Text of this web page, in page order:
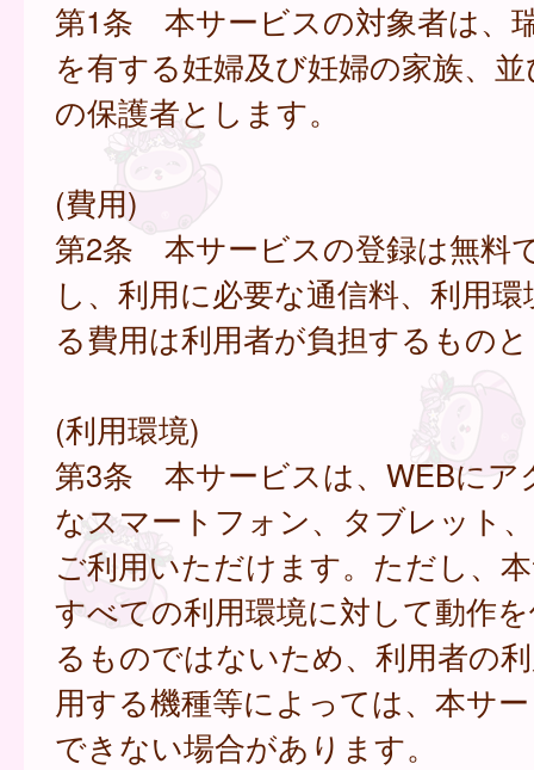
第1条 本サービスの対象者は、
を有する妊婦及び妊婦の家族、
の保護者とします。
(費用)
第2条 本サービスの登録は無料
し、利用に必要な通信料、利用
る費用は利用者が負担するもの
(利用環境)
第3条 本サービスは、WEBにア
なスマートフォン、タブレット
ご利用いただけます。ただし、
すべての利用環境に対して動作
るものではないため、利用者の
用する機種等によっては、本サ
できない場合があります。